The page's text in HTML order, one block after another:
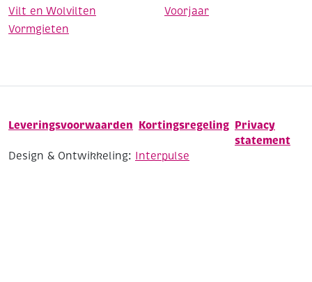
Vilt en Wolvilten
Voorjaar
Vormgieten
Leveringsvoorwaarden Kortingsregeling Privacy
statement
Design & Ontwikkeling: Interpulse